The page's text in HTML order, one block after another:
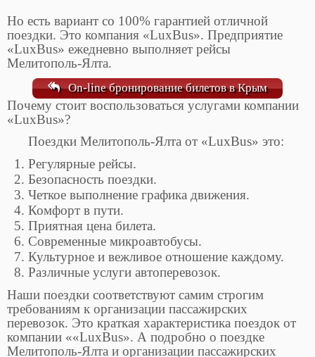
Но есть вариант со 100% гарантией отличной
поездки. Это компания «LuxBus». Предприятие
«LuxBus» ежедневно выполняет рейсы
Мелитополь-Ялта.
On-line бронирование билетов в Крым
Почему стоит воспользоваться услугами компании
«LuxBus»?
Поездки Мелитополь-Ялта от «LuxBus» это:
Регулярные рейсы.
Безопасность поездки.
Четкое выполнение графика движения.
Комфорт в пути.
Приятная цена билета.
Современные микроавтобусы.
Культурное и вежливое отношение каждому.
Различные услуги автоперевозок.
Наши поездки соответствуют самим строгим
требованиям к организации пассажирских
перевозок. Это краткая характеристика поездок от
компании ««LuxBus». А подробно о поездке
Мелитополь-Ялта и организации пассажирских